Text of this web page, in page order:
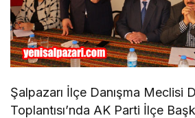
Şalpazarı İlçe Danışma Meclisi
Toplantısı’nda AK Parti İlçe